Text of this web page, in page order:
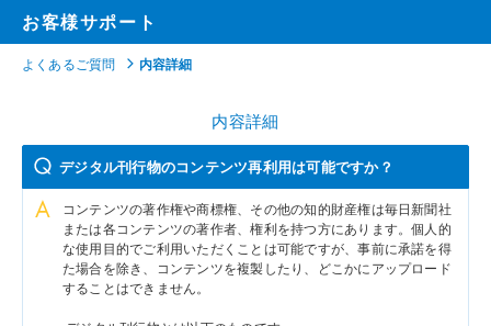
お客様サポート
よくあるご質問 内容詳細
内容詳細
デジタル刊行物のコンテンツ再利用は可能ですか？
コンテンツの著作権や商標権、その他の知的財産権は毎日新聞社
または各コンテンツの著作者、権利を持つ方にあります。個人的
な使用目的でご利用いただくことは可能ですが、事前に承諾を得
た場合を除き、コンテンツを複製したり、どこかにアップロード
することはできません。